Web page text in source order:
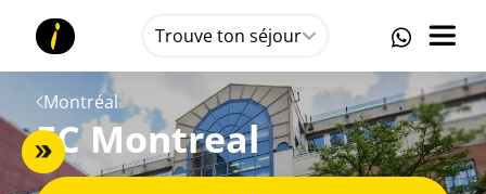
Trouve ton séjour
Montréal
EC Montreal